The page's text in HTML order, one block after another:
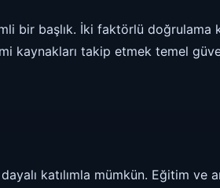
bir başlık. İki faktörlü doğrulama
kaynakları takip etmek temel
katılımla mümkün. Eğitim ve